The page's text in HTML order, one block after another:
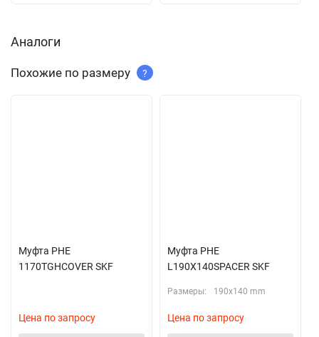
Аналоги
Похожие по размеру ?
Муфта PHE
1170TGHCOVER SKF
Цена по запросу
Муфта PHE
L190X140SPACER SKF
Размеры: 190x140 mm
Цена по запросу